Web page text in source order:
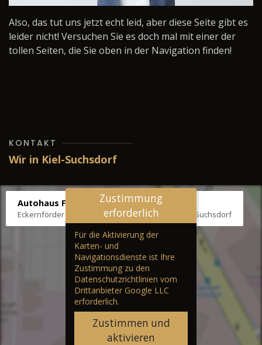
Also, das tut uns jetzt echt leid, aber diese Seite gibt es
leider nicht! Versuchen Sie es doch mal mit einer der
tollen Seiten, die Sie oben in der Navigation finden!
KONTAKT
Wir in Kiel-Suchsdorf
Autohaus Fräter
Eckernförder Str. /Klausbrooker Weg 1, 24107 Kiel-Suchsdorf
Zustimmung
erforderlich
Für die Aktivierung der
Karten- und
Navigationsdienste ist Ihre
Zustimmung zu den
Datenschutzrichtlinien vom
Drittanbieter Google LLC
erforderlich.
Zustimmen und
aktivieren